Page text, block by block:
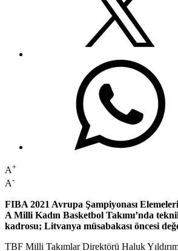
A+
A-
FIBA 2021 Avrupa Şampiyonası
A Milli Kadın Basketbol Takımı’nda
kadrosu; Litvanya müsabakası öncesi
TBF Milli Takımlar Direktörü Haluk